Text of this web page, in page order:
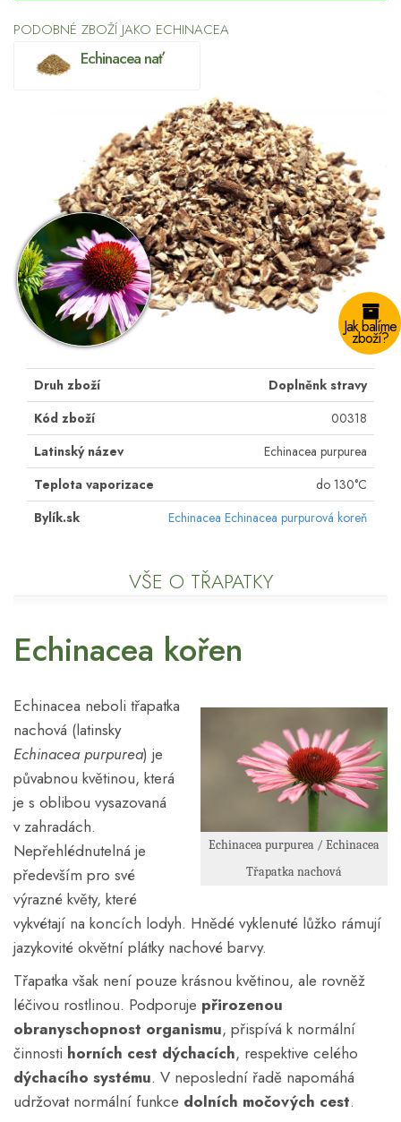
PODOBNÉ ZBOŽÍ JAKO ECHINACEA
Echinacea nať
Jak balíme
zboží?
Druh zboží
Doplněnk stravy
Kód zboží
00318
Latinský název
Echinacea purpurea
Teplota vaporizace
do 130°C
Bylík.sk
Echinacea Echinacea purpurová koreň
VŠE O TŘAPATKY
Echinacea kořen
Echinacea purpurea / Echinacea
Třapatka nachová
Echinacea neboli třapatka
nachová (latinsky
Echinacea purpurea) je
půvabnou květinou, která
je s oblibou vysazovaná
v zahradách.
Nepřehlédnutelná je
především pro své
výrazné květy, které
vykvétají na koncích lodyh. Hnědé vyklenuté lůžko rámují
jazykovité okvětní plátky nachové barvy.
Třapatka však není pouze krásnou květinou, ale rovněž
léčivou rostlinou. Podporuje přirozenou
obranyschopnost organismu, přispívá k normální
činnosti horních cest dýchacích, respektive celého
dýchacího systému. V neposlední řadě napomáhá
udržovat normální funkce dolních močových cest.